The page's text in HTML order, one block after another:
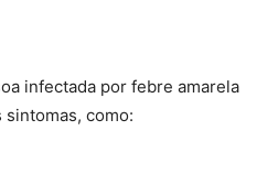
infectada por febre amarela
como: